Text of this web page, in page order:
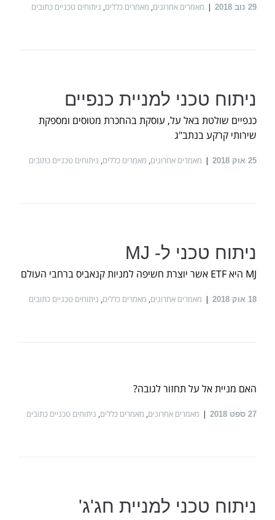
29 נוב 2018 מאמרים אחרונים, מאמרים כללים, ניתוחים טכניים כתובים
ניתוח טכני למניית כנפיים
כנפיים שולטת באל על, עוסקת בהחכרת מטוסים ומספקת
שירותי קרקע בנתב"ג
25 אוק 2018 מאמרים אחרונים, מאמרים כללים, ניתוחים טכניים כתובים
ניתוח טכני ל- MJ
MJ היא ETF אשר יוצרת חשיפה למניות קנאביס ברחבי העולם
18 אוק 2018 מאמרים אחרונים, מאמרים כללים, ניתוחים טכניים כתובים
האם מניית אל על תחזור לגובה?
27 ספט 2018 מאמרים אחרונים, מאמרים כללים, ניתוחים טכניים כתובים
ניתוח טכני למניית חג'ג'